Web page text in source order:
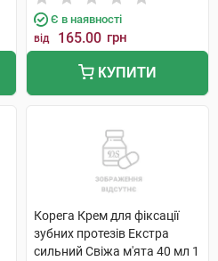
Є в наявності
від 165.00 грн
КУПИТИ
Корега Крем для фіксації
зубних протезів Екстра
сильний Свіжа м'ята 40 мл 1